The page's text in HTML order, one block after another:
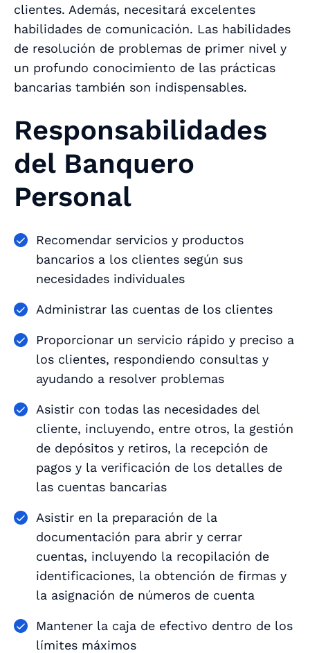
clientes. Además, necesitará excelentes
habilidades de comunicación. Las habilidades
de resolución de problemas de primer nivel y
un profundo conocimiento de las prácticas
bancarias también son indispensables.
Responsabilidades
del Banquero
Personal
Recomendar servicios y productos
bancarios a los clientes según sus
necesidades individuales
Administrar las cuentas de los clientes
Proporcionar un servicio rápido y preciso a
los clientes, respondiendo consultas y
ayudando a resolver problemas
Asistir con todas las necesidades del
cliente, incluyendo, entre otros, la gestión
de depósitos y retiros, la recepción de
pagos y la verificación de los detalles de
las cuentas bancarias
Asistir en la preparación de la
documentación para abrir y cerrar
cuentas, incluyendo la recopilación de
identificaciones, la obtención de firmas y
la asignación de números de cuenta
Mantener la caja de efectivo dentro de los
límites máximos